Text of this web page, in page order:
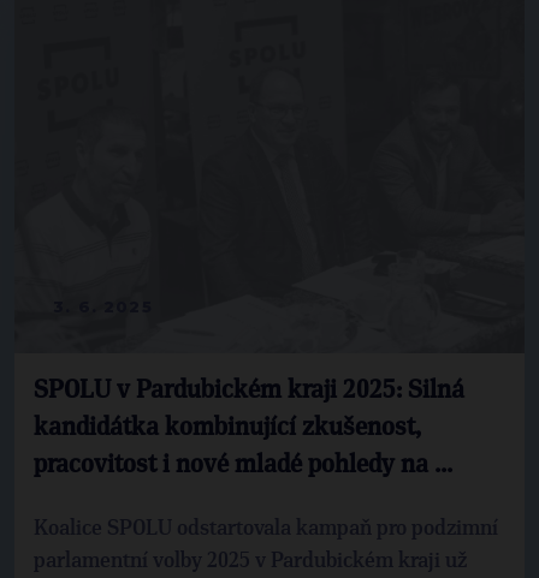
SPOLU v Pardubickém kraji 2025: Silná
kandidátka kombinující zkušenost,
pracovitost i nové mladé pohledy na ...
Koalice SPOLU odstartovala kampaň pro podzimní
parlamentní volby 2025 v Pardubickém kraji už